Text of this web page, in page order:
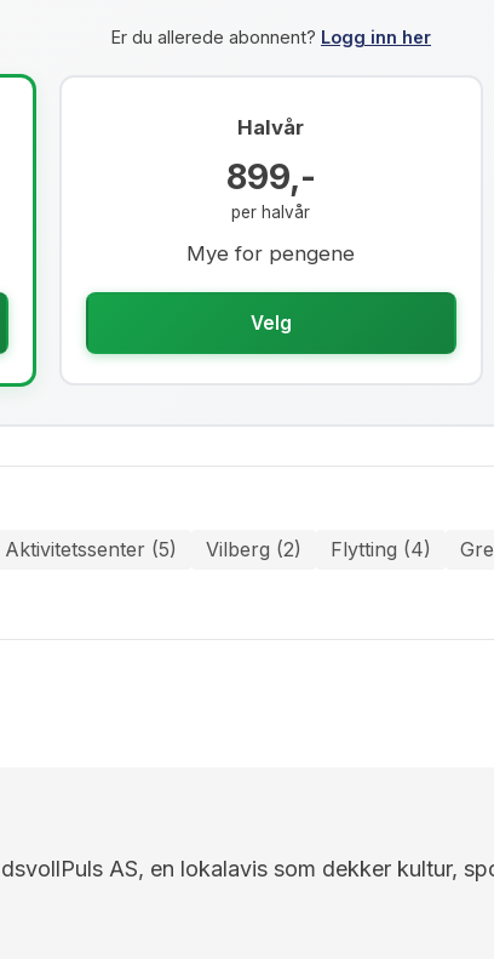
Er du allerede abonnent? Logg inn her
Halvår
899,-
per halvår
Mye for pengene
Velg
(5) Vilberg (2) Flytting (4)
AS, en lokalavis som dekker kultur,